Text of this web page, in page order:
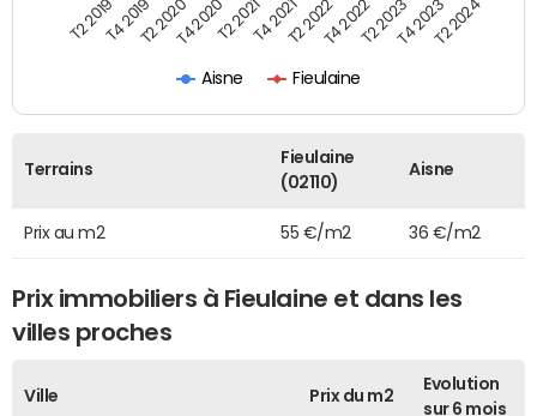
Aisne Fieulaine
T2 2019T4 2019T2 2020T4 2020T2 2021T4 2021T2 2022T4 2022T2 2023T4 2023T2 2024
Terrains
Fieulaine
(02110)
Aisne
Prix au m2 55 €/m2 36 €/m2
Prix immobiliers à Fieulaine et dans les
villes proches
Ville Prix du m2
Evolution
sur 6 mois